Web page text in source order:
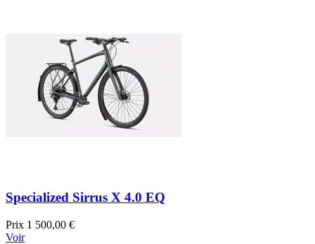
Specialized Sirrus X 4.0 EQ
Prix 1 500,00 €
Voir